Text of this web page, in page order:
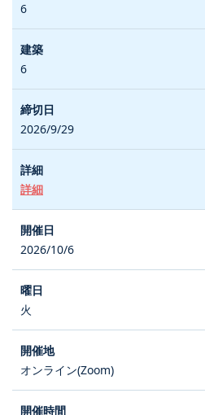
6
6
2026/9/29
詳細
2026/10/6
火
オンライン(Zoom)